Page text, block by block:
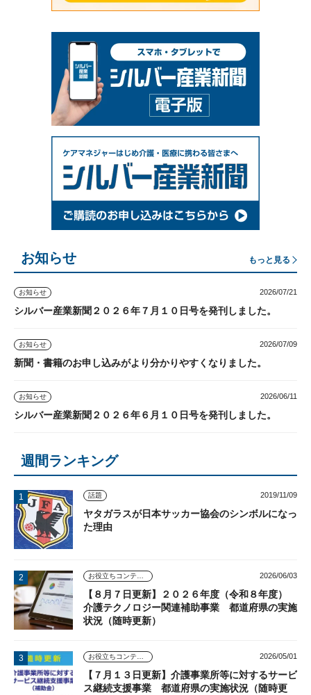
お知らせ もっと見る
お知らせ 2026/07/21
シルバー産業新聞２０２６年７月１０日号を発刊しました。
お知らせ 2026/07/09
新聞・書籍のお申し込みがより分かりやすくなりました。
お知らせ 2026/06/11
シルバー産業新聞２０２６年６月１０日号を発刊しました。
週間ランキング
話題 2019/11/09
ヤタガラスが日本サッカー協会のシンボルになっ
た理由
お役立ちコンテンツ 2026/06/03
【８月７日更新】２０２６年度（令和８年度）
介護テクノロジー関連補助事業 都道府県の実施
状況（随時更新）
お役立ちコンテンツ 2026/05/01
【７月１３日更新】介護事業所等に対するサービ
ス継続支援事業 都道府県の実施状況（随時更